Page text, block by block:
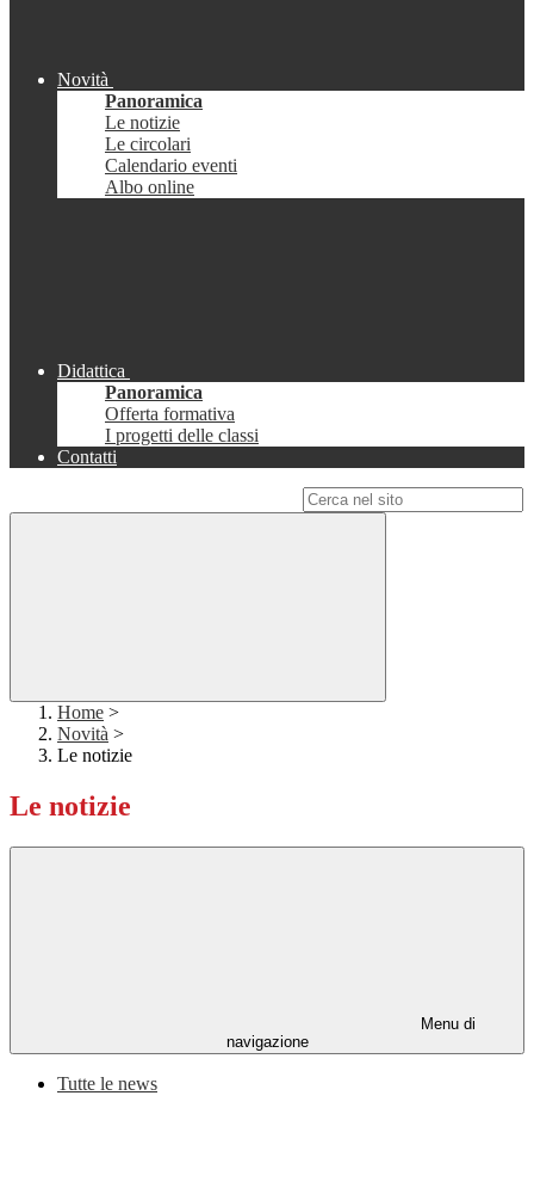
Novità
Panoramica
Le notizie
Le circolari
Calendario eventi
Albo online
Didattica
Panoramica
Offerta formativa
I progetti delle classi
Contatti
Home >
Novità >
Le notizie
Le notizie
Menu di
navigazione
Tutte le news